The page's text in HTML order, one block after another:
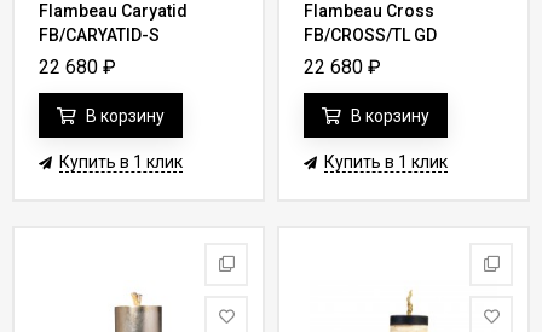
Flambeau Caryatid
FB/CARYATID-S
22 680 ₽
В корзину
Купить в 1 клик
Flambeau Cross
FB/CROSS/TL GD
22 680 ₽
В корзину
Купить в 1 клик